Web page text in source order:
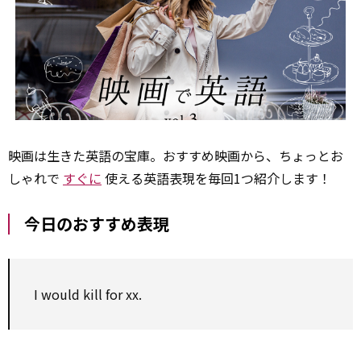
映画は生きた英語の宝庫。おすすめ映画から、ちょっとお
しゃれで すぐに 使える英語表現を毎回1つ紹介します！
今日のおすすめ表現
I would kill forxx.